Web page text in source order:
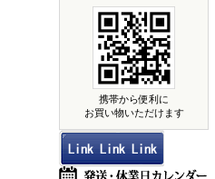
携帯から便利に
お買い物いただけます